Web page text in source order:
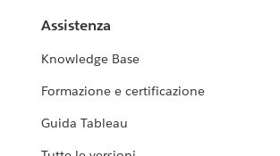
Assistenza
Knowledge Base
Formazione e certificazione
Guida Tableau